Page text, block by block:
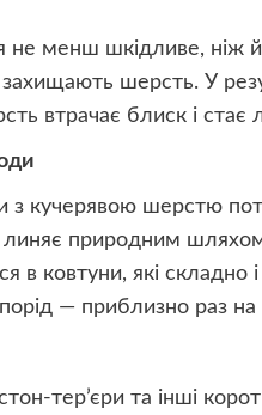
не менш шкідливе, ніж
захищають шерсть. У
втрачає блиск і стає
з кучерявою шерстю
линяє природним
в ковтуни, які
— приблизно раз на
тер’єри та інші